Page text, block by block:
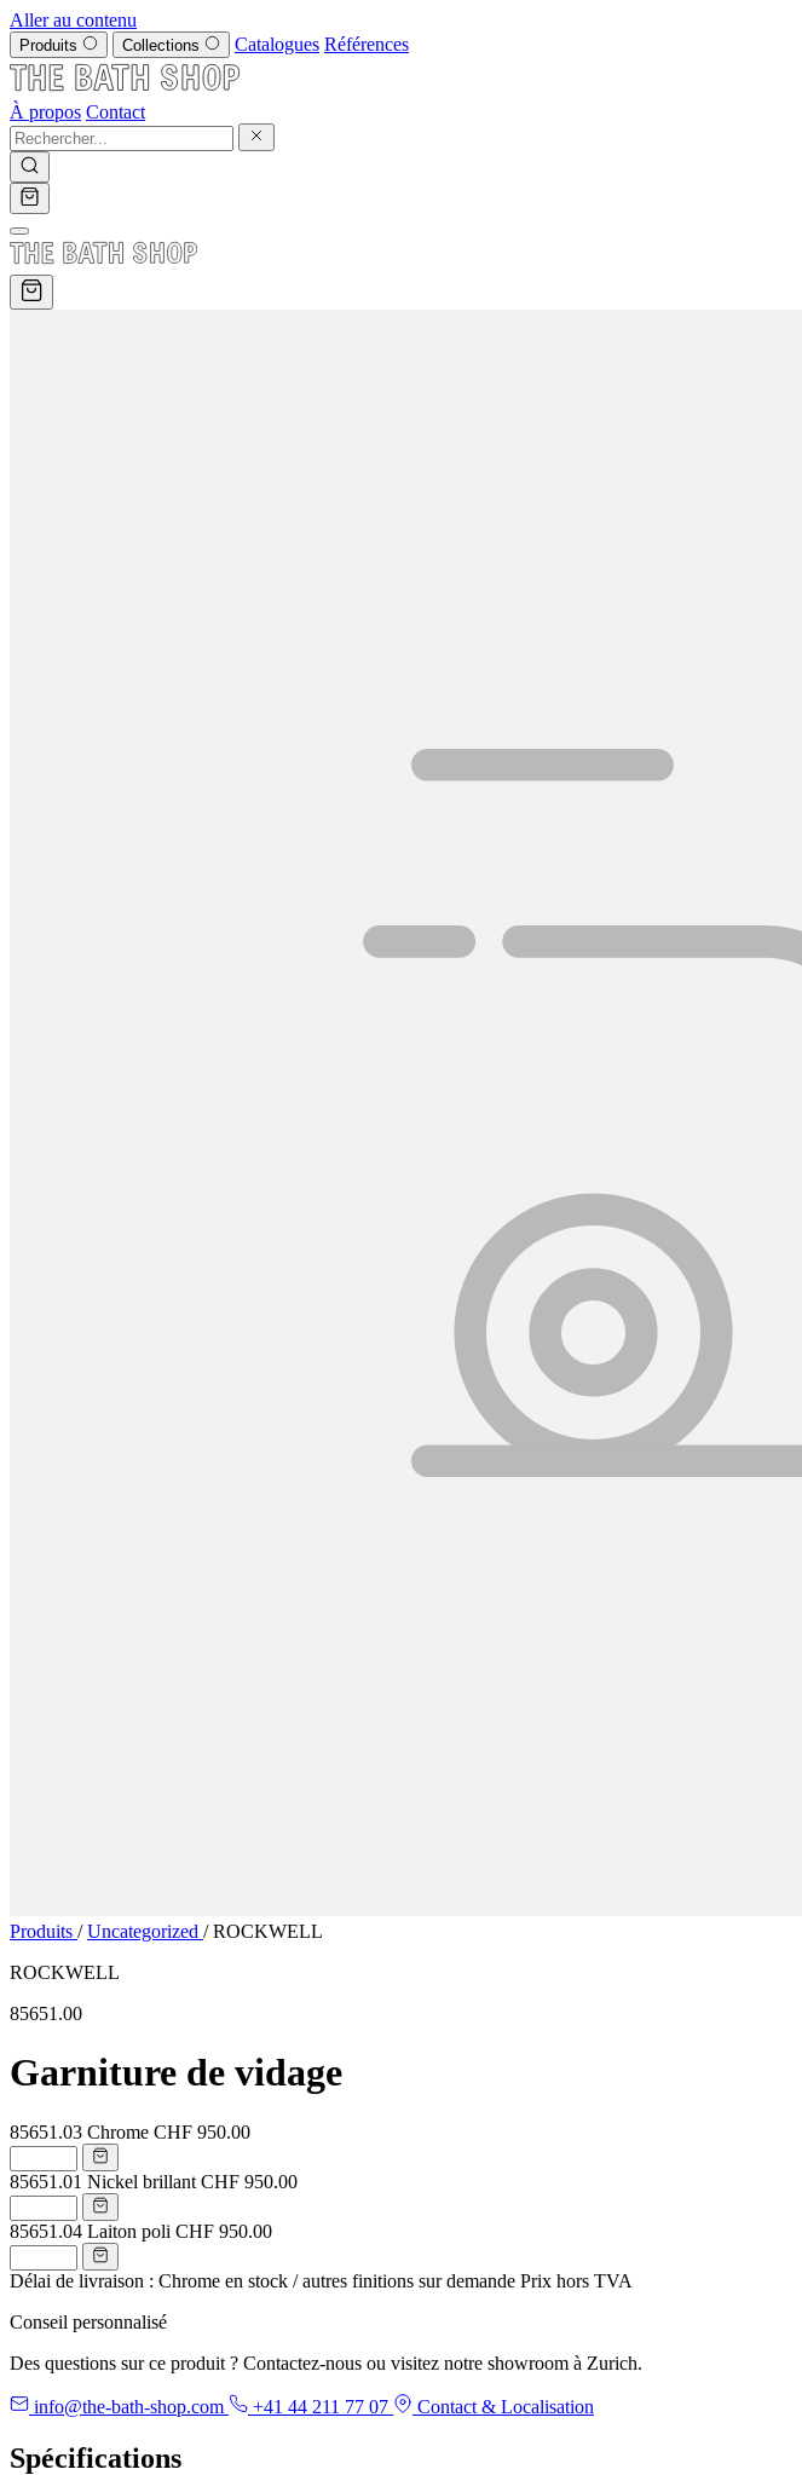
Aller au contenu
Produits Collections Catalogues Références
À propos Contact
Produits / Uncategorized / ROCKWELL
ROCKWELL
85651.00
Garniture de vidage
85651.03 Chrome CHF 950.00
85651.01 Nickel brillant CHF 950.00
85651.04 Laiton poli CHF 950.00
Délai de livraison : Chrome en stock / autres finitions sur demande Prix hors TVA
Conseil personnalisé
Des questions sur ce produit ? Contactez-nous ou visitez notre showroom à Zurich.
info@the-bath-shop.com +41 44 211 77 07 Contact & Localisation
Spécifications